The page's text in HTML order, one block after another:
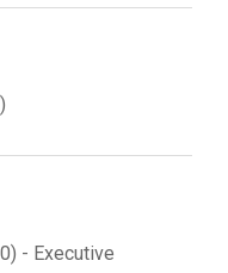
- Executive